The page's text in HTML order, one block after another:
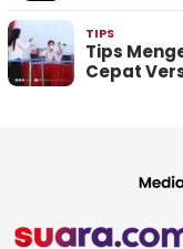
TIPS
Tips
Cepat